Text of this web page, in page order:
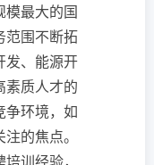
模最大的国
范围不断拓
发、能源开
素质人才的
争环境，如
的焦点。
训经验，